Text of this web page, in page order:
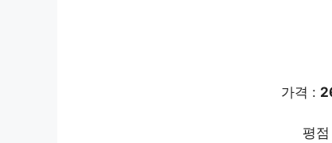
가격 :
평